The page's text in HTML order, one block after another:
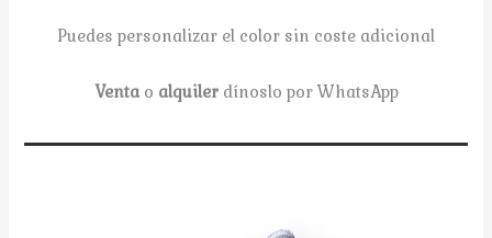
Puedes personalizar el color sin coste adicional
Venta o alquiler dínoslo por WhatsApp